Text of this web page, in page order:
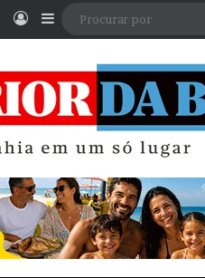
EntrarBarra Lateral